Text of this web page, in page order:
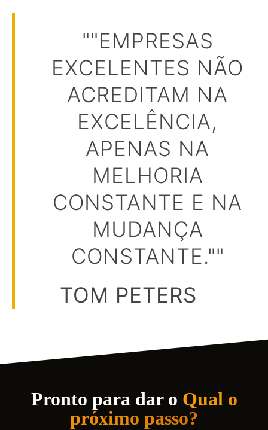
""EMPRESAS
EXCELENTES NÃO
ACREDITAM NA
EXCELÊNCIA,
APENAS NA
MELHORIA
CONSTANTE E NA
MUDANÇA
CONSTANTE.""
TOM PETERS
Pronto para dar o Qual o
próximo passo?